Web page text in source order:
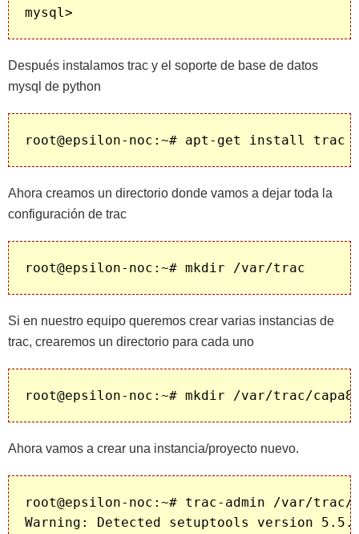
Después instalamos trac y el soporte de base de datos
mysql de python
Ahora creamos un directorio donde vamos a dejar toda la
configuración de trac
Si en nuestro equipo queremos crear varias instancias de
trac, crearemos un directorio para cada uno
Ahora vamos a crear una instancia/proyecto nuevo.
root@epsilon-noc:~# trac-admin /var/trac/
Warning: Detected setuptools version 5.5.1.